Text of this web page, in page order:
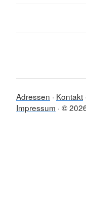
Adressen Kontakt
Impressum ©